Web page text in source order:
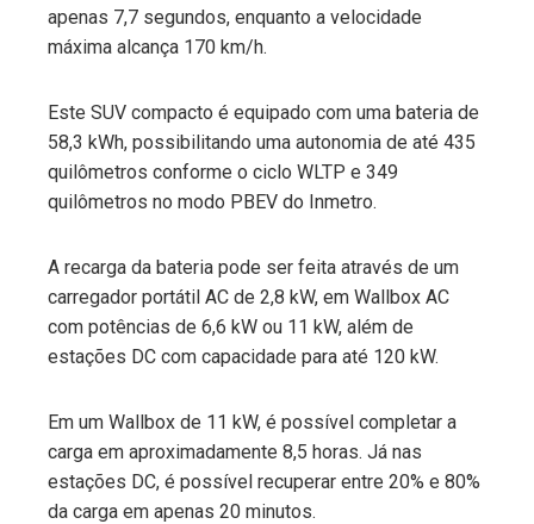
apenas 7,7 segundos, enquanto a velocidade
máxima alcança 170 km/h.
Este SUV compacto é equipado com uma bateria de
58,3 kWh, possibilitando uma autonomia de até 435
quilômetros conforme o ciclo WLTP e 349
quilômetros no modo PBEV do Inmetro.
A recarga da bateria pode ser feita através de um
carregador portátil AC de 2,8 kW, em Wallbox AC
com potências de 6,6 kW ou 11 kW, além de
estações DC com capacidade para até 120 kW.
Em um Wallbox de 11 kW, é possível completar a
carga em aproximadamente 8,5 horas. Já nas
estações DC, é possível recuperar entre 20% e 80%
da carga em apenas 20 minutos.